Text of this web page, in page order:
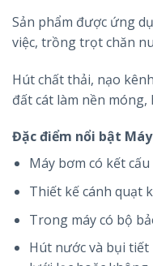
Sản phẩm được ứng
việc, trồng trọt chăn
Hút chất thải, nạo
đất cát làm nền
Đặc điểm nổi bật
Máy bơm có kết
Thiết kế cánh quạt
Trong máy có bộ
Hút nước và bụi tiết